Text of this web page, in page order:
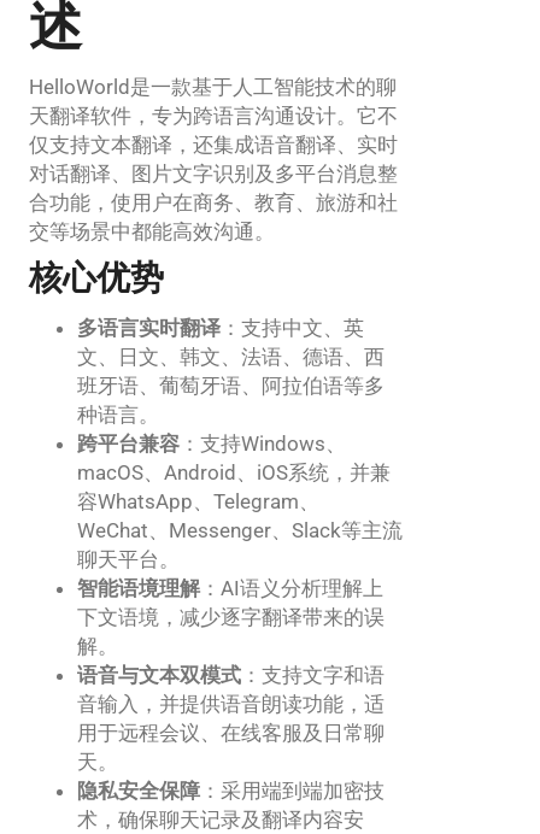
述
HelloWorld是一款基于人工智能技术的聊
天翻译软件，专为跨语言沟通设计。它不
仅支持文本翻译，还集成语音翻译、实时
对话翻译、图片文字识别及多平台消息整
合功能，使用户在商务、教育、旅游和社
交等场景中都能高效沟通。
核心优势
多语言实时翻译 ：支持中文、英
文、日文、韩文、法语、德语、西
班牙语、葡萄牙语、阿拉伯语等多
种语言。
跨平台兼容 ：支持Windows、
macOS、Android、iOS系统，并兼
容WhatsApp、Telegram、
WeChat、Messenger、Slack等主流
聊天平台。
智能语境理解 ：AI语义分析理解上
下文语境，减少逐字翻译带来的误
解。
语音与文本双模式 ：支持文字和语
音输入，并提供语音朗读功能，适
用于远程会议、在线客服及日常聊
天。
隐私安全保障 ：采用端到端加密技
术，确保聊天记录及翻译内容安